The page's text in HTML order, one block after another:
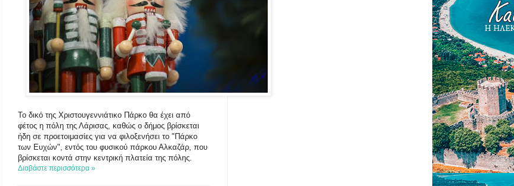
Το δικό της Χριστουγεννιάτικο Πάρκο θα έχει από
φέτος η πόλη της Λάρισας, καθώς ο δήμος βρίσκεται
ήδη σε προετοιμασίες για να φιλοξενήσει το "Πάρκο
των Ευχών", εντός του φυσικού πάρκου Αλκαζάρ, που
βρίσκεται κοντά στην κεντρική πλατεία της πόλης.
Διαβάστε περισσότερα »